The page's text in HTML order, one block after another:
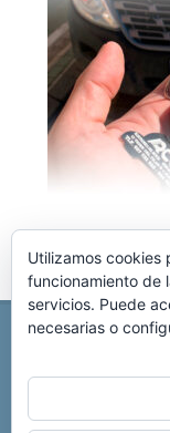
REPARACIÓN
Copyright
Utilizamos cookies
funcionamiento de
servicios. Puede
necesarias o